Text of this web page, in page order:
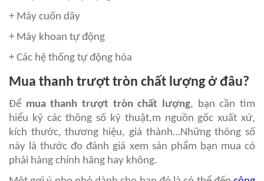
+ Máy cuốn dây
+ Máy khoan tự động
+ Các hệ thống tự động hóa
Mua thanh trượt tròn chất lượng ở đâu?
Để mua thanh trượt tròn chất lượng, bạn cần tìm
hiểu kỹ các thông số kỹ thuật,m nguồn gốc xuất xứ,
kích thước, thương hiệu, giá thành…Những thông số
này là thước đo đánh giá xem sản phẩm bạn mua có
phải hàng chính hãng hay không.